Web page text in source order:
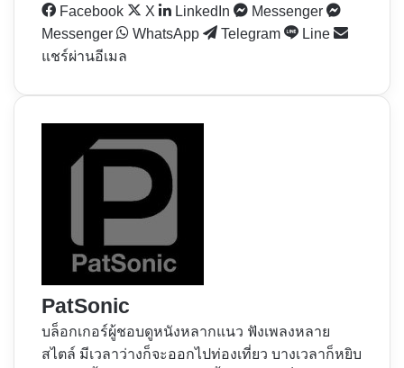
Facebook
X LinkedIn
Messenger
Messenger
WhatsApp Telegram
Line
แชร์ผ่านอีเมล
PatSonic
บล็อกเกอร์ผู้ชอบดูหนังหลากแนว ฟังเพลงหลาย
สไตล์ มีเวลาว่างก็จะออกไปท่องเที่ยว บางเวลาก็หยิบ